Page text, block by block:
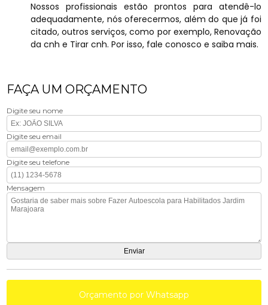
Nossos profissionais estão prontos para atendê-lo
adequadamente, nós oferecermos, além do que já foi
citado, outros serviços, como por exemplo, Renovação
da cnh e Tirar cnh. Por isso, fale conosco e saiba mais.
FAÇA UM ORÇAMENTO
Digite seu nome
Digite seu email
Digite seu telefone
Mensagem
Orçamento por Whatsapp